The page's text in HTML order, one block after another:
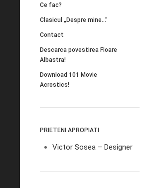
Ce fac?
Clasicul „Despre mine…”
Contact
Descarca povestirea Floare
Albastra!
Download 101 Movie
Acrostics!
PRIETENI APROPIATI
Victor Sosea – Designer